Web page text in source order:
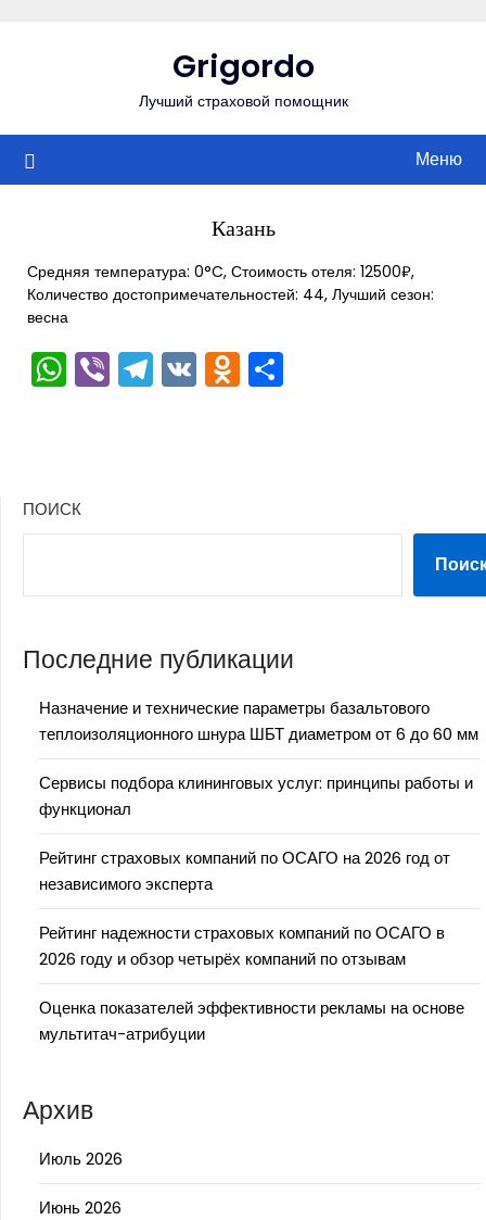
Grigordo
Лучший страховой помощник
Меню
Казань
Средняя температура: 0°C, Стоимость отеля: 12500₽,
Количество достопримечательностей: 44, Лучший сезон:
весна
WhatsApp
ViberTelegram
VKOdnoklassniki
ПОИСК
Последние публикации
Назначение и технические параметры базальтового
теплоизоляционного шнура ШБТ диаметром от 6 до 60 мм
Сервисы подбора клининговых услуг: принципы работы и
функционал
Рейтинг страховых компаний по ОСАГО на 2026 год от
независимого эксперта
Рейтинг надежности страховых компаний по ОСАГО в
2026 году и обзор четырёх компаний по отзывам
Оценка показателей эффективности рекламы на основе
мультитач-атрибуции
Архив
Июль 2026
Июнь 2026